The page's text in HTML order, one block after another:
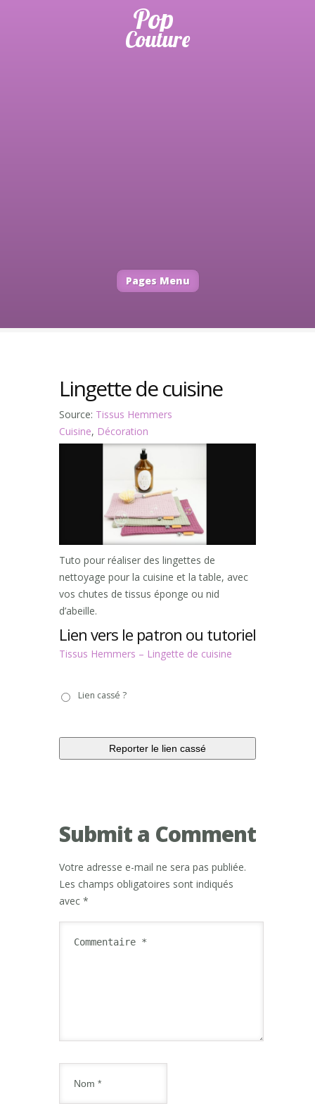
Pages Menu
Lingette de cuisine
Source: Tissus Hemmers
Cuisine, Décoration
Tuto pour réaliser des lingettes de
nettoyage pour la cuisine et la table, avec
vos chutes de tissus éponge ou nid
d’abeille.
Lien vers le patron ou tutoriel
Tissus Hemmers – Lingette de cuisine
casséLien cassé ?
Submit a Comment
Votre adresse e-mail ne sera pas publiée.
Les champs obligatoires sont indiqués
avec *